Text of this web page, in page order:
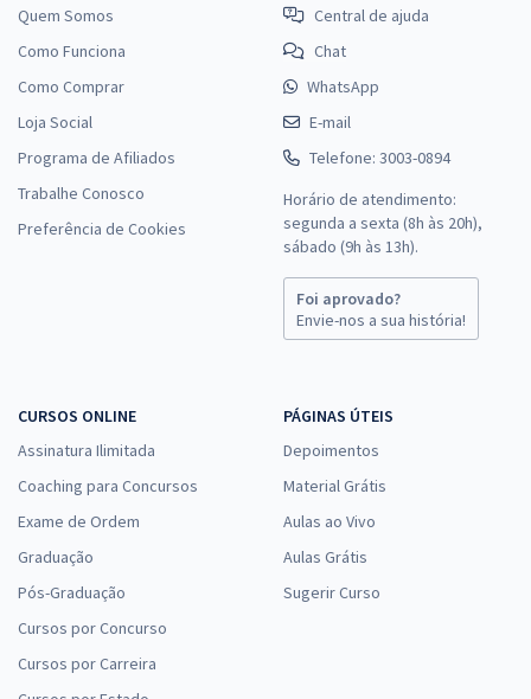
Quem Somos
Como Funciona
Como Comprar
Loja Social
Programa de Afiliados
Trabalhe Conosco
Preferência de Cookies
Central de ajuda
Chat
WhatsApp
E-mail
Telefone: 3003-0894
Horário de atendimento:
segunda a sexta (8h às 20h),
sábado (9h às 13h).
Foi aprovado?
Envie-nos a sua história!
CURSOS ONLINE
Assinatura Ilimitada
Coaching para Concursos
Exame de Ordem
Graduação
Pós-Graduação
Cursos por Concurso
Cursos por Carreira
PÁGINAS ÚTEIS
Depoimentos
Material Grátis
Aulas ao Vivo
Aulas Grátis
Sugerir Curso